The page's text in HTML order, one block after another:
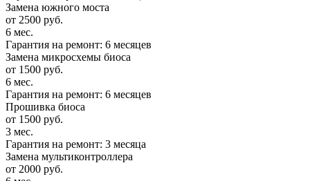
Замена южного моста
от 2500 руб.
6 мес.
Гарантия на ремонт: 6 месяцев
Замена микросхемы биоса
от 1500 руб.
6 мес.
Гарантия на ремонт: 6 месяцев
Прошивка биоса
от 1500 руб.
3 мес.
Гарантия на ремонт: 3 месяца
Замена мультиконтроллера
от 2000 руб.